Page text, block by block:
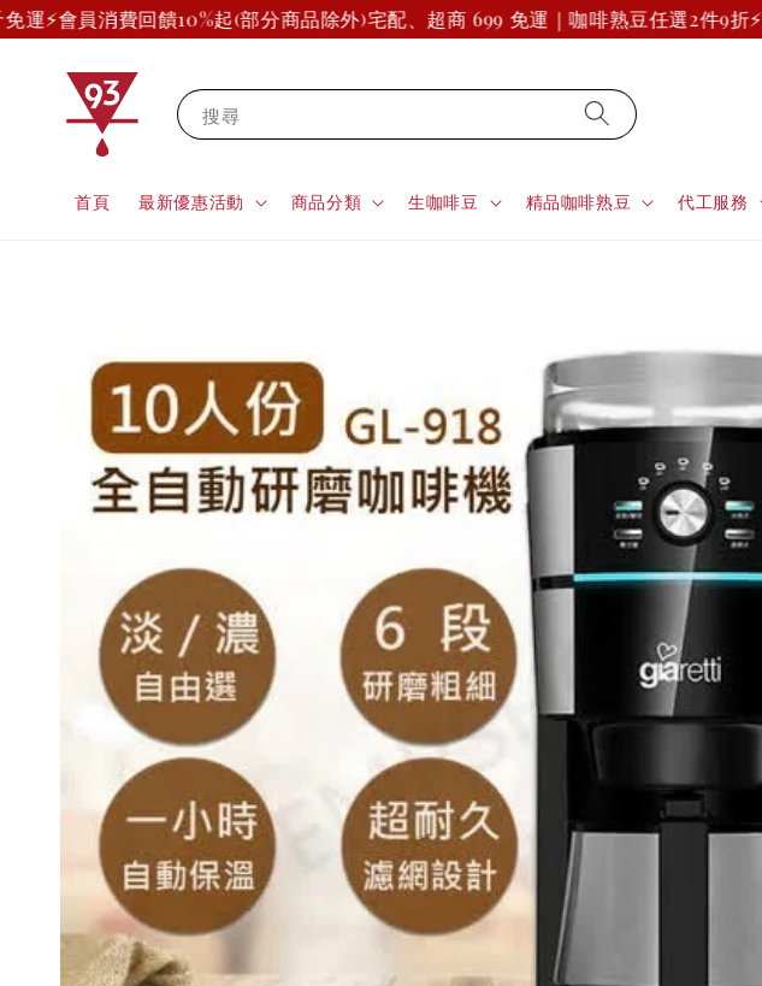
⚡會員消費回饋10%起(部分商品除外)宅配、超商 699 免運｜咖啡熟豆任選2件9折⚡
搜尋
首頁 最新優惠活動 商品分類 生咖啡豆 精品咖啡熟豆 代工服務